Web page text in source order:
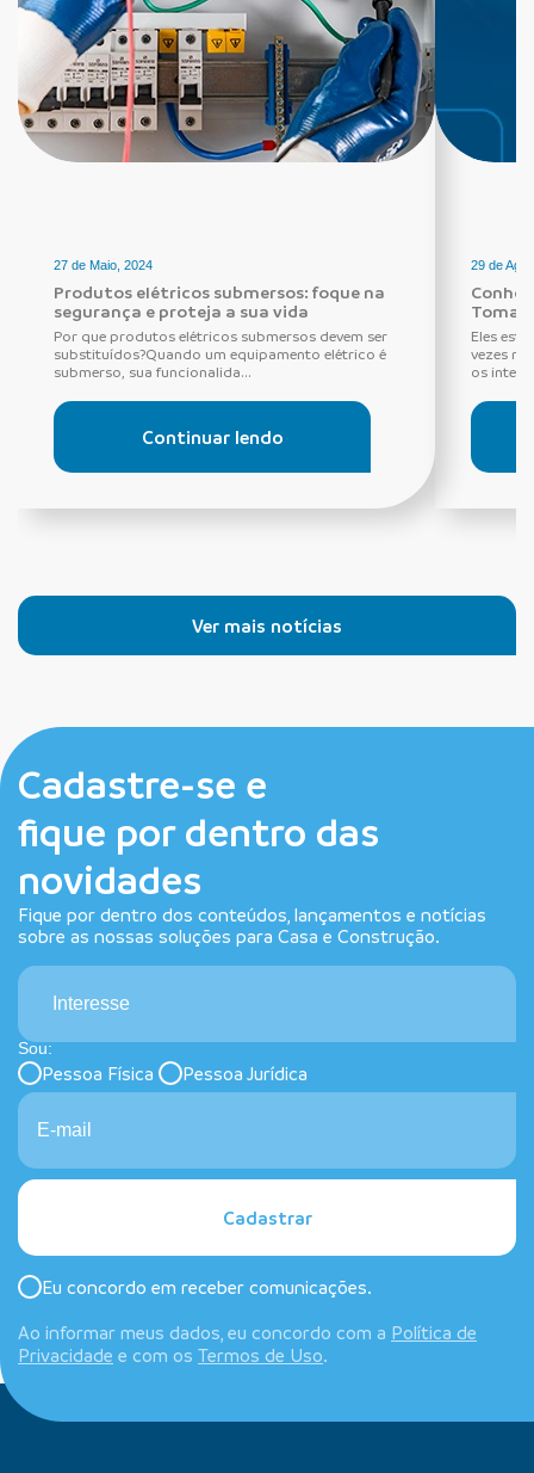
27 de Maio, 2024
Produtos elétricos submersos: foque na
segurança e proteja a sua vida
Por que produtos elétricos submersos devem ser
substituídos?Quando um equipamento elétrico é
submerso, sua funcionalida...
Continuar lendo
29 de
Eles
vezes
os
Ver mais notícias
Cadastre-se e
fique por dentro das
novidades
Fique por dentro dos conteúdos, lançamentos e notícias
sobre as nossas soluções para Casa e Construção.
Interesse
Sou:
Pessoa Física Pessoa Jurídica
Cadastrar
Eu concordo em receber comunicações.
Ao informar meus dados, eu concordo com a Política de
Privacidade e com os Termos de Uso.